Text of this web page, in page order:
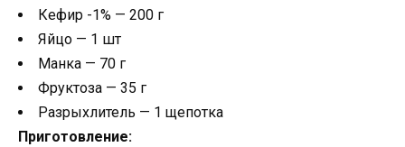
Кефир -1% — 200 г
Яйцо — 1 шт
Манка — 70 г
Фруктоза — 35 г
Разрыхлитель — 1 щепотка
Приготовление: